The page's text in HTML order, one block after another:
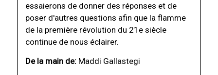
essaierons de donner des réponses et de
poser d'autres questions afin que la flamme
de la première révolution du 21e siècle
continue de nous éclairer.
De la main de: Maddi Gallastegi